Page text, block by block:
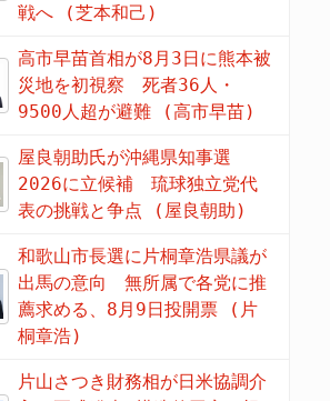
戦へ (芝本和己)
高市早苗首相が8月3日に熊本被
災地を初視察 死者36人・
9500人超が避難 (高市早苗)
屋良朝助氏が沖縄県知事選
2026に立候補 琉球独立党代
表の挑戦と争点 (屋良朝助)
和歌山市長選に片桐章浩県議が
出馬の意向 無所属で各党に推
薦求める、8月9日投開票 (片
桐章浩)
片山さつき財務相が日米協調介